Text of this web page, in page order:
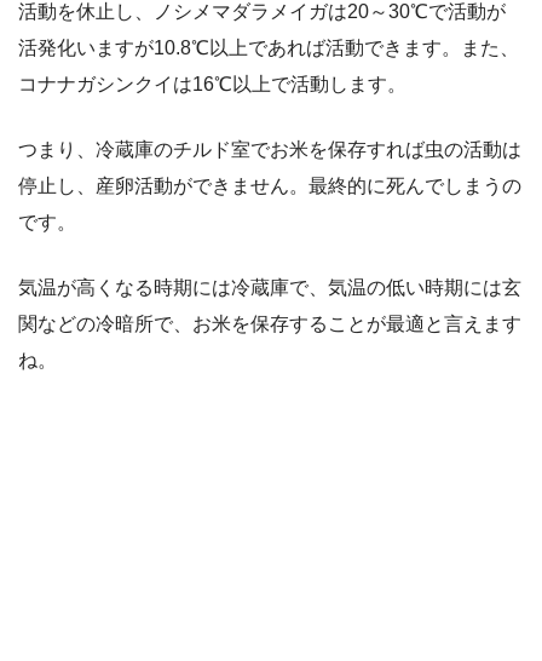
活動を休止し、ノシメマダラメイガは20～30℃で活動が
活発化いますが10.8℃以上であれば活動できます。また、
コナナガシンクイは16℃以上で活動します。
つまり、冷蔵庫のチルド室でお米を保存すれば虫の活動は
停止し、産卵活動ができません。最終的に死んでしまうの
です。
気温が高くなる時期には冷蔵庫で、気温の低い時期には玄
関などの冷暗所で、お米を保存することが最適と言えます
ね。